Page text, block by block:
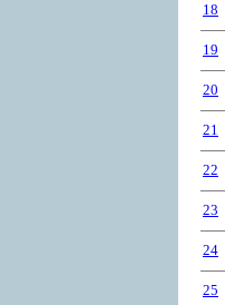
18
19
20
21
22
23
24
25